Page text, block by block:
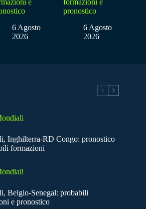
e
6 Agosto
2026
formazioni e
pronostico
6 Agosto
2026
Inghilterra-RD Congo: pronostico
formazioni
Belgio-Senegal: probabili
e pronostico